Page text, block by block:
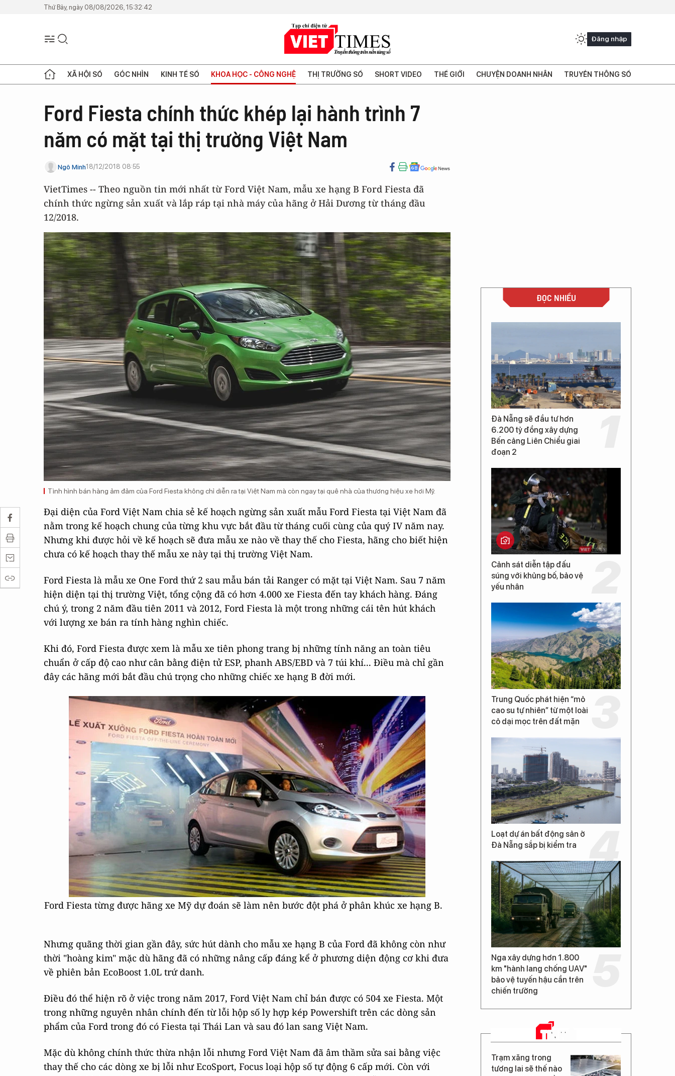
Thứ Bảy, ngày 08/08/2026, 15:32:42
Đăng nhập
XÃ HỘI SỐ GÓC NHÌN KINH TẾ SỐ KHOA HỌC - CÔNG NGHỆ THỊ TRƯỜNG SỐ SHORT VIDEO THẾ GIỚI CHUYỆN DOANH NHÂN TRUYỀN THÔNG SỐ
Ford Fiesta chính thức khép lại hành trình 7
năm có mặt tại thị trường Việt Nam
Ngô Minh18/12/2018 08:55
VietTimes -- Theo nguồn tin mới nhất từ Ford Việt Nam, mẫu xe hạng B Ford Fiesta đã
chính thức ngừng sản xuất và lắp ráp tại nhà máy của hãng ở Hải Dương từ tháng đầu
12/2018.
Tình hình bán hàng ảm đảm của Ford Fiesta không chỉ diễn ra tại Việt Nam mà còn ngay tại quê nhà của thương hiệu xe hơi Mỹ.
Đại diện của Ford Việt Nam chia sẻ kế hoạch ngừng sản xuất mẫu Ford Fiesta tại Việt Nam đã
nằm trong kế hoạch chung của từng khu vực bắt đầu từ tháng cuối cùng của quý IV năm nay.
Nhưng khi được hỏi về kế hoạch sẽ đưa mẫu xe nào về thay thế cho Fiesta, hãng cho biết hiện
chưa có kế hoạch thay thế mẫu xe này tại thị trường Việt Nam.
Ford Fiesta là mẫu xe One Ford thứ 2 sau mẫu bán tải Ranger có mặt tại Việt Nam. Sau 7 năm
hiện diện tại thị trường Việt, tổng cộng đã có hơn 4.000 xe Fiesta đến tay khách hàng. Đáng
chú ý, trong 2 năm đầu tiên 2011 và 2012, Ford Fiesta là một trong những cái tên hút khách
với lượng xe bán ra tính hàng nghìn chiếc.
Khi đó, Ford Fiesta được xem là mẫu xe tiên phong trang bị những tính năng an toàn tiêu
chuẩn ở cấp độ cao như cân bằng điện tử ESP, phanh ABS/EBD và 7 túi khí... Điều mà chỉ gần
đây các hãng mới bắt đầu chú trọng cho những chiếc xe hạng B đời mới.
Ford Fiesta từng được hãng xe Mỹ dự đoán sẽ làm nên bước đột phá ở phân khúc xe hạng B.
Nhưng quãng thời gian gần đây, sức hút dành cho mẫu xe hạng B của Ford đã không còn như
thời "hoàng kim" mặc dù hãng đã có những nâng cấp đáng kể ở phương diện động cơ khi đưa
về phiên bản EcoBoost 1.0L trứ danh.
Điều đó thể hiện rõ ở việc trong năm 2017, Ford Việt Nam chỉ bán được có 504 xe Fiesta. Một
trong những nguyên nhân chính đến từ lỗi hộp số ly hợp kép Powershift trên các dòng sản
phẩm của Ford trong đó có Fiesta tại Thái Lan và sau đó lan sang Việt Nam.
Mặc dù không chính thức thừa nhận lỗi nhưng Ford Việt Nam đã âm thầm sửa sai bằng việc
thay thế cho các dòng xe bị lỗi như EcoSport, Focus loại hộp số tự động 6 cấp mới. Còn với
ĐỌC NHIỀU
Đà Nẵng sẽ đầu tư hơn
6.200 tỷ đồng xây dựng
Bến cảng Liên Chiểu giai
đoạn 2
Cảnh sát diễn tập đấu
súng với khủng bố, bảo vệ
yếu nhân
Trung Quốc phát hiện “mỏ
cao su tự nhiên” từ một loài
cỏ dại mọc trên đất mặn
Loạt dự án bất động sản ở
Đà Nẵng sắp bị kiểm tra
Nga xây dựng hơn 1.800
km "hành lang chống UAV"
bảo vệ tuyến hậu cần trên
chiến trường
TIN MỚI
Trạm xăng trong
tương lai sẽ thế nào